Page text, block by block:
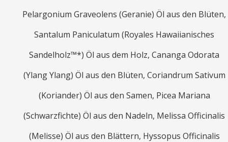
Pelargonium Graveolens (Geranie) Öl aus den Blüten,
Santalum Paniculatum (Royales Hawaiianisches
Sandelholz™*) Öl aus dem Holz, Cananga Odorata
(Ylang Ylang) Öl aus den Blüten, Coriandrum Sativum
(Koriander) Öl aus den Samen, Picea Mariana
(Schwarzfichte) Öl aus den Nadeln, Melissa Officinalis
(Melisse) Öl aus den Blättern, Hyssopus Officinalis